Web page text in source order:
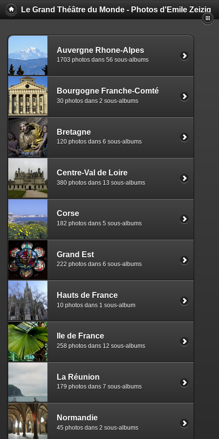
Le Grand Théâtre du Monde - Photos d'Emile Zeizig
Auvergne Rhone-Alpes
1703 photos dans 56 sous-albums
Bourgogne Franche-Comté
30 photos dans 2 sous-albums
Bretagne
120 photos dans 6 sous-albums
Centre-Val de Loire
380 photos dans 13 sous-albums
Corse
182 photos dans 5 sous-albums
Grand Est
222 photos dans 6 sous-albums
Hauts de France
10 photos dans 1 sous-album
Ile de France
258 photos dans 12 sous-albums
La Réunion
179 photos dans 7 sous-albums
Normandie
45 photos dans 2 sous-albums